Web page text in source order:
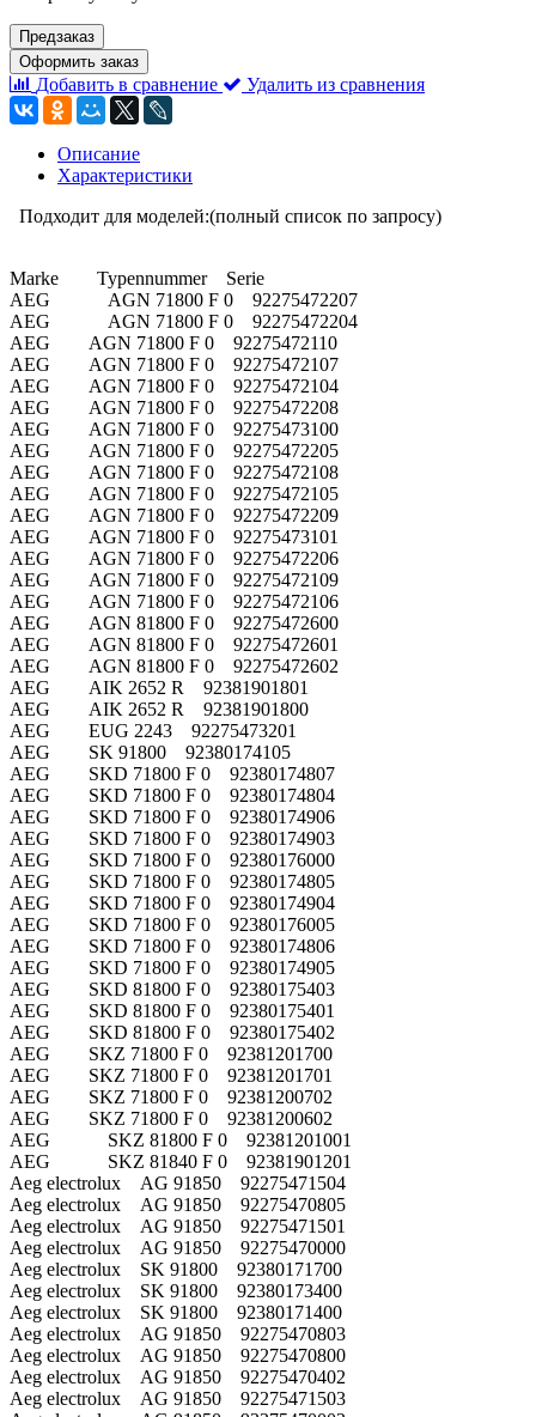
Предзаказ
Оформить заказ
Добавить в сравнение Удалить из сравнения
Описание
Характеристики
Подходит для моделей:(полный список по запросу)
Marke Typennummer Serie
AEG AGN 71800 F 0 92275472207
AEG AGN 71800 F 0 92275472204
AEG AGN 71800 F 0 92275472110
AEG AGN 71800 F 0 92275472107
AEG AGN 71800 F 0 92275472104
AEG AGN 71800 F 0 92275472208
AEG AGN 71800 F 0 92275473100
AEG AGN 71800 F 0 92275472205
AEG AGN 71800 F 0 92275472108
AEG AGN 71800 F 0 92275472105
AEG AGN 71800 F 0 92275472209
AEG AGN 71800 F 0 92275473101
AEG AGN 71800 F 0 92275472206
AEG AGN 71800 F 0 92275472109
AEG AGN 71800 F 0 92275472106
AEG AGN 81800 F 0 92275472600
AEG AGN 81800 F 0 92275472601
AEG AGN 81800 F 0 92275472602
AEG AIK 2652 R 92381901801
AEG AIK 2652 R 92381901800
AEG EUG 2243 92275473201
AEG SK 91800 92380174105
AEG SKD 71800 F 0 92380174807
AEG SKD 71800 F 0 92380174804
AEG SKD 71800 F 0 92380174906
AEG SKD 71800 F 0 92380174903
AEG SKD 71800 F 0 92380176000
AEG SKD 71800 F 0 92380174805
AEG SKD 71800 F 0 92380174904
AEG SKD 71800 F 0 92380176005
AEG SKD 71800 F 0 92380174806
AEG SKD 71800 F 0 92380174905
AEG SKD 81800 F 0 92380175403
AEG SKD 81800 F 0 92380175401
AEG SKD 81800 F 0 92380175402
AEG SKZ 71800 F 0 92381201700
AEG SKZ 71800 F 0 92381201701
AEG SKZ 71800 F 0 92381200702
AEG SKZ 71800 F 0 92381200602
AEG SKZ 81800 F 0 92381201001
AEG SKZ 81840 F 0 92381901201
Aeg electrolux AG 91850 92275471504
Aeg electrolux AG 91850 92275470805
Aeg electrolux AG 91850 92275471501
Aeg electrolux AG 91850 92275470000
Aeg electrolux SK 91800 92380171700
Aeg electrolux SK 91800 92380173400
Aeg electrolux SK 91800 92380171400
Aeg electrolux AG 91850 92275470803
Aeg electrolux AG 91850 92275470800
Aeg electrolux AG 91850 92275470402
Aeg electrolux AG 91850 92275471503